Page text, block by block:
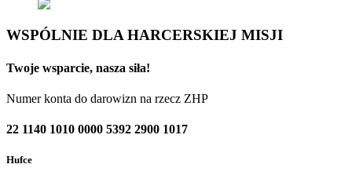
WSPÓLNIE DLA HARCERSKIEJ MISJI
Twoje wsparcie, nasza siła!
Numer konta do darowizn na rzecz ZHP
22 1140 1010 0000 5392 2900 1017
Hufce